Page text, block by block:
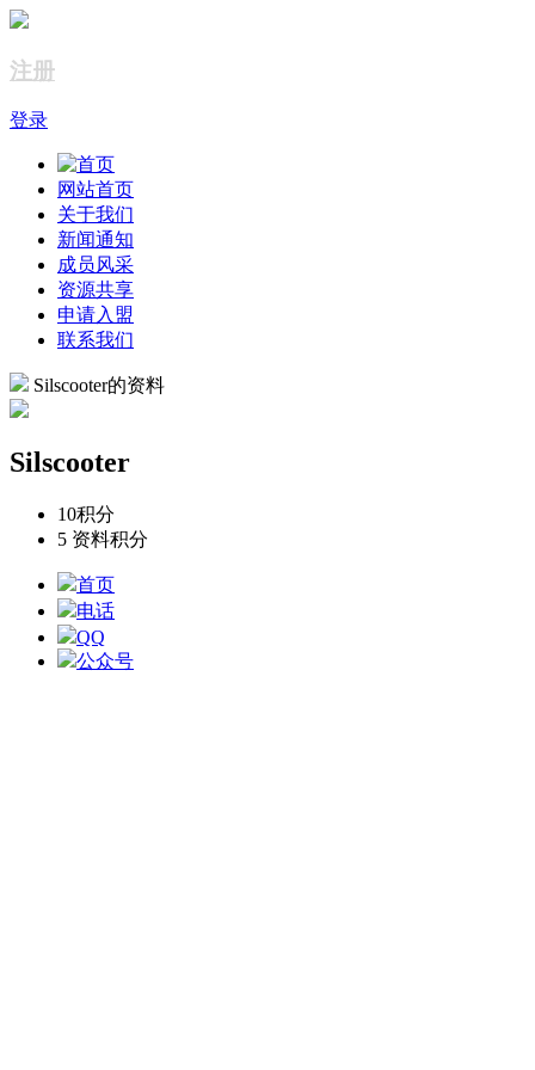
注册
登录
网站首页
关于我们
新闻通知
成员风采
资源共享
申请入盟
联系我们
Silscooter的资料
Silscooter
10积分
5 资料积分
首页
电话
QQ
公众号